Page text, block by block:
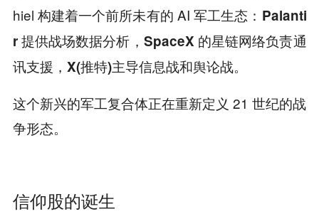
hiel 构建着一个前所未有的 AI 军工生态： Palanti
r 提供战场数据分析，SpaceX 的星链网络负责通
讯支援，X(推特)主导信息战和舆论战。
这个新兴的军工复合体正在重新定义 21 世纪的战
争形态。
信仰股的诞生